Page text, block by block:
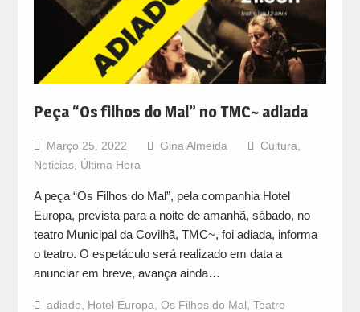
Peça “Os filhos do Mal” no TMC~ adiada
Março 25, 2022 Gina Almeida Cultura
Noticias, Última Hora
A peça “Os Filhos do Mal”, pela companhia Hotel
Europa, prevista para a noite de amanhã, sábado, no
teatro Municipal da Covilhã, TMC~, foi adiada, informa
o teatro. O espetáculo será realizado em data a
anunciar em breve, avança ainda…
adiado Hotel Europa Os Filhos do Mal Teatro